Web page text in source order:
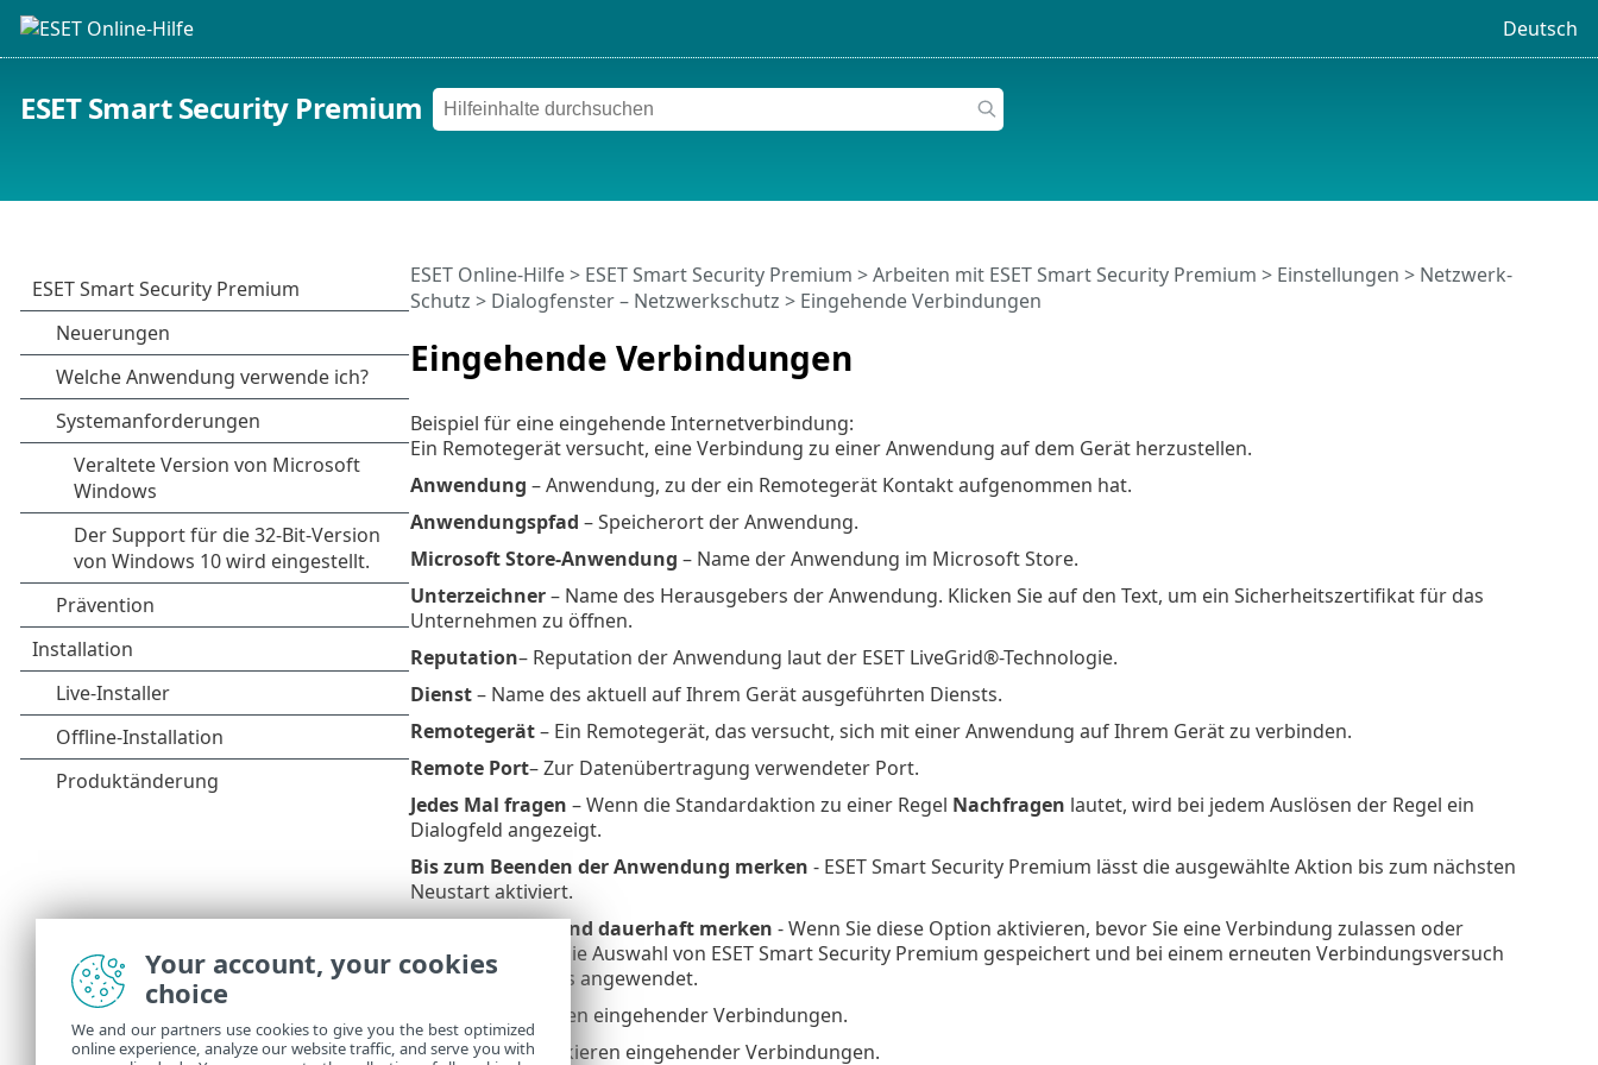
Deutsch
ESET Smart Security Premium
Eingehende Verbindungen
ESET Online-Hilfe> ESET Smart Security Premium >Arbeiten mit ESET Smart Security Premium > Einstellungen > Netzwerk-
Schutz > Dialogfenster – Netzwerkschutz > Eingehende Verbindungen
Beispiel für eine eingehende Internetverbindung:
Ein Remotegerät versucht, eine Verbindung zu einer Anwendung auf dem Gerät herzustellen.
Anwendung – Anwendung, zu der ein Remotegerät Kontakt aufgenommen hat.
Anwendungspfad – Speicherort der Anwendung.
Microsoft Store-Anwendung – Name der Anwendung im Microsoft Store.
Unterzeichner– Name des Herausgebers der Anwendung. Klicken Sie auf den Text, um ein Sicherheitszertifikat für das
Unternehmen zu öffnen.
Reputation– Reputation der Anwendung laut der ESET LiveGrid®-Technologie.
Dienst– Name des aktuell auf Ihrem Gerät ausgeführten Diensts.
Remotegerät– Ein Remotegerät, das versucht, sich mit einer Anwendung auf Ihrem Gerät zu verbinden.
Remote Port– Zur Datenübertragung verwendeter Port.
Jedes Mal fragen – Wenn die Standardaktion zu einer Regel Nachfragen lautet, wird bei jedem Auslösen der Regel ein
Dialogfeld angezeigt.
Bis zum Beenden der Anwendung merken - ESET Smart Security Premium lässt die ausgewählte Aktion bis zum nächsten
Neustart aktiviert.
Regel erstellen und dauerhaft merken - Wenn Sie diese Option aktivieren, bevor Sie eine Verbindung zulassen oder
blockieren, wird die Auswahl von ESET Smart Security Premium gespeichert und bei einem erneuten Verbindungsversuch
des Remotegeräts angewendet.
– Zulassen eingehender Verbindungen.
Blockieren– Blockieren eingehender Verbindungen.
Your account, your cookies
choice
We and our partners use cookies to give you the best optimized
online experience, analyze our website traffic, and serve you with